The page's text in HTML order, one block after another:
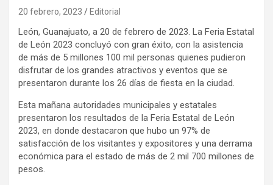
20 febrero, 2023 Editorial
León, Guanajuato, a 20 de febrero de 2023. La Feria Estatal
de León 2023 concluyó con gran éxito, con la asistencia
de más de 5 millones 100 mil personas quienes pudieron
disfrutar de los grandes atractivos y eventos que se
presentaron durante los 26 días de fiesta en la ciudad.
Esta mañana autoridades municipales y estatales
presentaron los resultados de la Feria Estatal de León
2023, en donde destacaron que hubo un 97% de
satisfacción de los visitantes y expositores y una derrama
económica para el estado de más de 2 mil 700 millones de
pesos.